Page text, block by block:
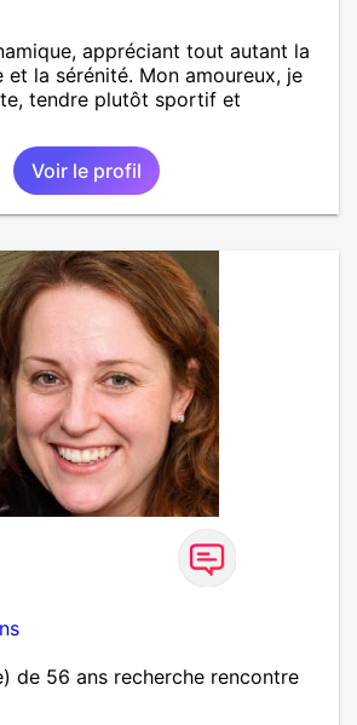
appréciant tout autant la
et la sérénité. Mon amoureux, je
tendre plutôt sportif et
Voir le profil
de 56 ans recherche rencontre